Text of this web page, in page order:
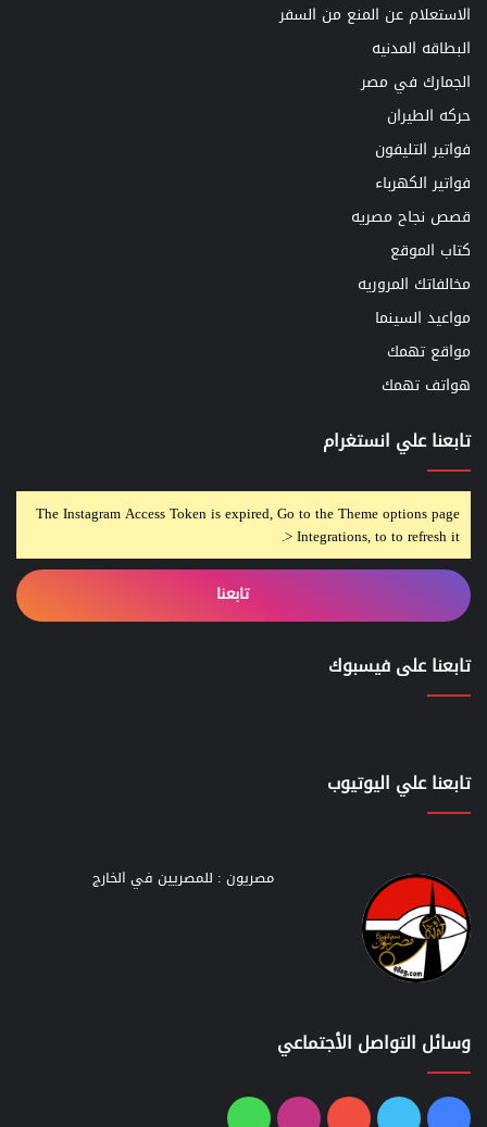
الاستعلام عن المنع من السفر
البطاقه المدنيه
الجمارك في مصر
حركه الطيران
فواتير التليفون
فواتير الكهرباء
قصص نجاح مصريه
كتاب الموقع
مخالفاتك المروريه
مواعيد السينما
مواقع تهمك
هواتف تهمك
تابعنا علي انستغرام
The Instagram Access Token is expired, Go to the Theme options page
> Integrations, to to refresh it.
تابعنا
تابعنا على فيسبوك
تابعنا علي اليوتيوب
مصريون : للمصريين في الخارج
وسائل التواصل الأجتماعي
فيسبوك
تويتر يوتيوبانستقرامواتساب